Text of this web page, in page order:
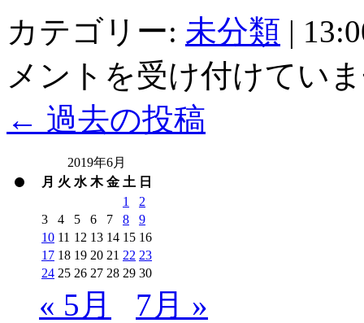
カテゴリー: 未分類 |
メントを受け付けてい
← 過去の投稿
2019年6月
月 火 水 木 金 土 日
1
2
3
4 5 6 7 8
9
10 11 12 13 14 15 16
17 18 19 20 21 22 23
24 25 26 27 28 29 30
« 5月 7月 »